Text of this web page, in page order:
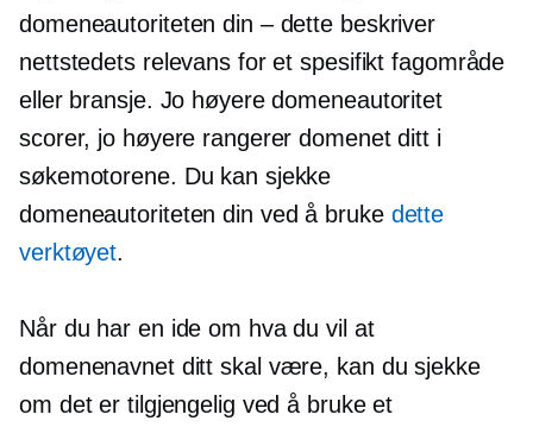
domeneautoriteten din – dette beskriver
nettstedets relevans for et spesifikt fagområde
eller bransje. Jo høyere domeneautoritet
scorer, jo høyere rangerer domenet ditt i
søkemotorene. Du kan sjekke
domeneautoriteten din ved å bruke dette
verktøyet.
Når du har en ide om hva du vil at
domenenavnet ditt skal være, kan du sjekke
om det er tilgjengelig ved å bruke et